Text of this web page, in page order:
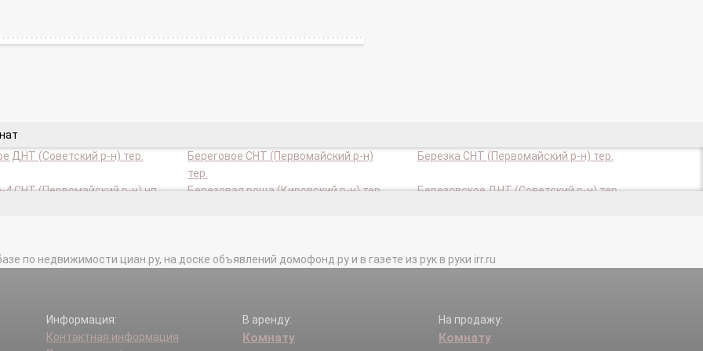
ДНТ (Советский р-н) тер.
Береговое СНТ (Первомайский р-н)
тер.
Березка СНТ (Первомайский р-н) тер.
4 СНТ (Первомайский р-н) нп. Березовая роща (Кировский р-н) тер. Березовское ДНТ (Советский р-н) тер.
(Первомайский р-н) тер. Восход НСТ (Кировский р-н) тер.
Вулкан СНТ (Первомайский р-н) тер.
2 ДНТ (Советский р-н) тер. Держава СНТ (Советский р-н) тер. Дорожник СНТ (Советский р-н) тер.
по недвижимости циан.ру, на доске объявлений домофонд.ру и в газете из рук в руки irr.ru
Информация:
Контактная информация
В аренду:
Комнату
На продажу:
Комнату